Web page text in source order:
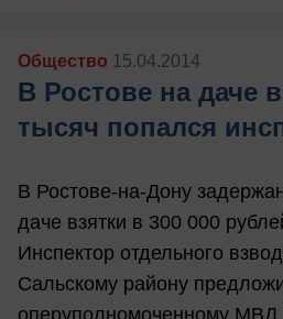
Общество 15.04.2014
В Ростове на даче
тысяч попался
В Ростове-на-Дону
даче взятки в 300 000
Инспектор отдельного
Сальскому району
оперуполномоченному МВД